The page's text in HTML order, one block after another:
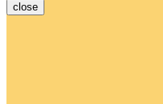
close